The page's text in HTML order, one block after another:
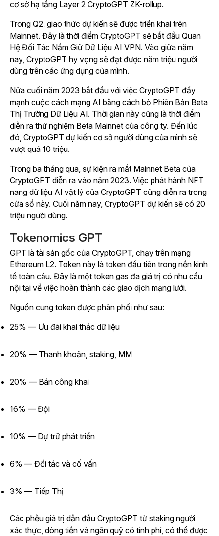
cơ sở hạ tầng Layer 2 CryptoGPT ZK-rollup.
Trong Q2, giao thức dự kiến sẽ được triển khai trên
Mainnet. Đây là thời điểm CryptoGPT sẽ bắt đầu Quan
Hệ Đối Tác Nắm Giữ Dữ Liệu AI VPN. Vào giữa năm
nay, CryptoGPT hy vọng sẽ đạt được năm triệu người
dùng trên các ứng dụng của mình.
Nửa cuối năm 2023 bắt đầu với việc CryptoGPT đẩy
mạnh cuộc cách mạng AI bằng cách bỏ Phiên Bản Beta
Thị Trường Dữ Liệu AI. Thời gian này cũng là thời điểm
diễn ra thử nghiệm Beta Mainnet của công ty. Đến lúc
đó, CryptoGPT dự kiến cơ sở người dùng của mình sẽ
vượt quá 10 triệu.
Trong ba tháng qua, sự kiện ra mắt Mainnet Beta của
CryptoGPT diễn ra vào năm 2023. Việc phát hành NFT
nang dữ liệu AI vật lý của CryptoGPT cũng diễn ra trong
cửa sổ này. Cuối năm nay, CryptoGPT dự kiến sẽ có 20
triệu người dùng.
Tokenomics GPT
GPT là tài sản gốc của CryptoGPT, chạy trên mạng
Ethereum L2. Token này là token đầu tiên trong nền kinh
tế toàn cầu. Đây là một token gas đa giá trị có nhu cầu
nội tại về việc hoàn thành các giao dịch mạng lưới.
Nguồn cung token được phân phối như sau:
25% — Ưu đãi khai thác dữ liệu
20% — Thanh khoản, staking, MM
20% — Bán công khai
16% — Đội
10% — Dự trữ phát triển
6% — Đối tác và cố vấn
3% — Tiếp Thị
Các phễu giá trị dẫn đầu CryptoGPT từ staking người
xác thực, dòng tiền và ngân quỹ có tính phí, có thể được